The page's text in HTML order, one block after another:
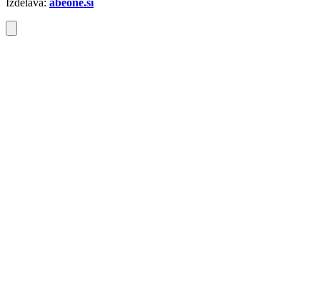
Izdelava: abeone.si